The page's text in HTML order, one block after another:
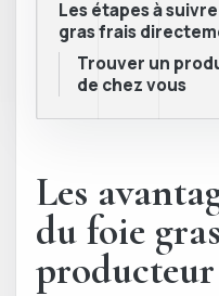
Les étapes à
gras frais
Trouver un
de chez vous
Les
du foie
producteur